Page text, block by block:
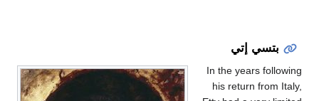
بتسي إتي
In the years following
his return from Italy,